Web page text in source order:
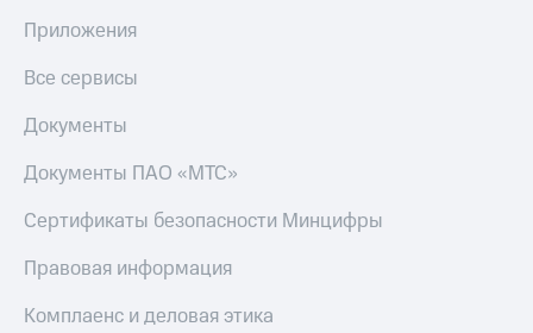
Приложения
Все сервисы
Документы
Документы ПАО «МТС»
Сертификаты безопасности Минцифры
Правовая информация
Комплаенс и деловая этика